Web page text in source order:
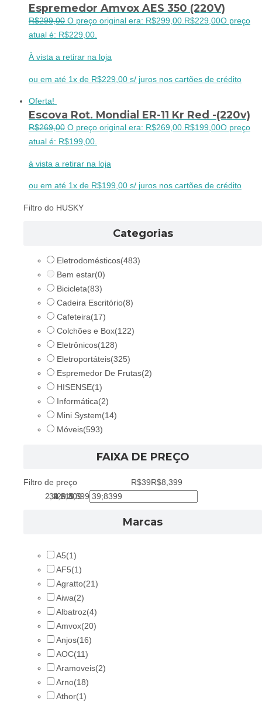
Espremedor Amvox AES 350 (220V)
R$299,00 O preço original era: R$299,00. R$229,00O preço
atual é: R$229,00.
À vista a retirar na loja
ou em até 1x de R$229,00 s/ juros nos cartões de crédito
Oferta!
Escova Rot. Mondial ER-11 Kr Red -(220v)
R$269,00 O preço original era: R$269,00. R$199,00O preço
atual é: R$199,00.
à vista a retirar na loja
ou em até 1x de R$199,00 s/ juros nos cartões de crédito
Filtro do HUSKY
Categorias
Eletrodomésticos(483)
Bem estar(0)
Bicicleta(83)
Cadeira Escritório(8)
Cafeteira(17)
Colchões e Box(122)
Eletrônicos(128)
Eletroportáteis(325)
Espremedor De Frutas(2)
HISENSE(1)
Informática(2)
Mini System(14)
Móveis(593)
FAIXA DE PREÇO
Filtro de preço R$39 R$8,399
39
2,129
4,219
6,309
8,399
Marcas
A5(1)
AF5(1)
Agratto(21)
Aiwa(2)
Albatroz(4)
Amvox(20)
Anjos(16)
AOC(11)
Aramoveis(2)
Arno(18)
Athor(1)